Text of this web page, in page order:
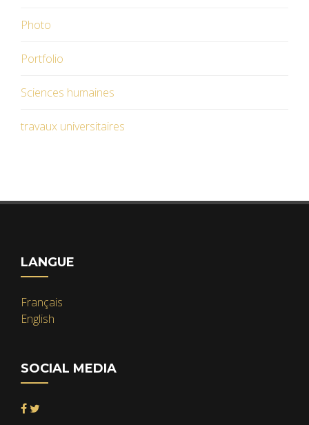
Photo
Portfolio
Sciences humaines
travaux universitaires
LANGUE
Français
English
SOCIAL MEDIA